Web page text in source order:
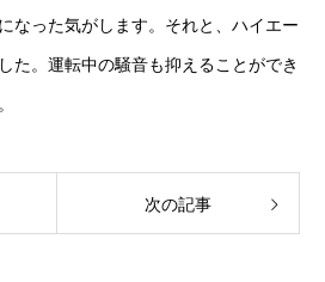
なった気がします。それと、ハイエー
た。運転中の騒音も抑えることができ
次の記事